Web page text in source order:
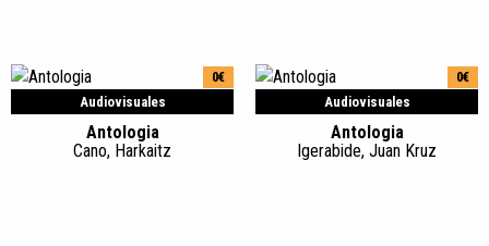
Audiovisuales
0€
Antologia
Cano, Harkaitz
Audiovisuales
0€
Antologia
Igerabide, Juan Kruz